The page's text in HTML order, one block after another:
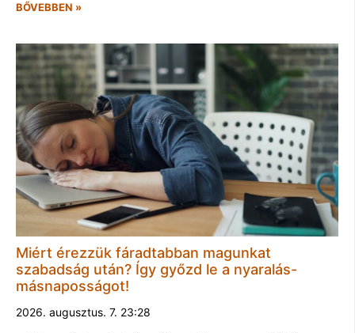
BŐVEBBEN »
Miért érezzük fáradtabban magunkat
szabadság után? Így győzd le a nyaralás-
másnaposságot!
2026. augusztus. 7. 23:28